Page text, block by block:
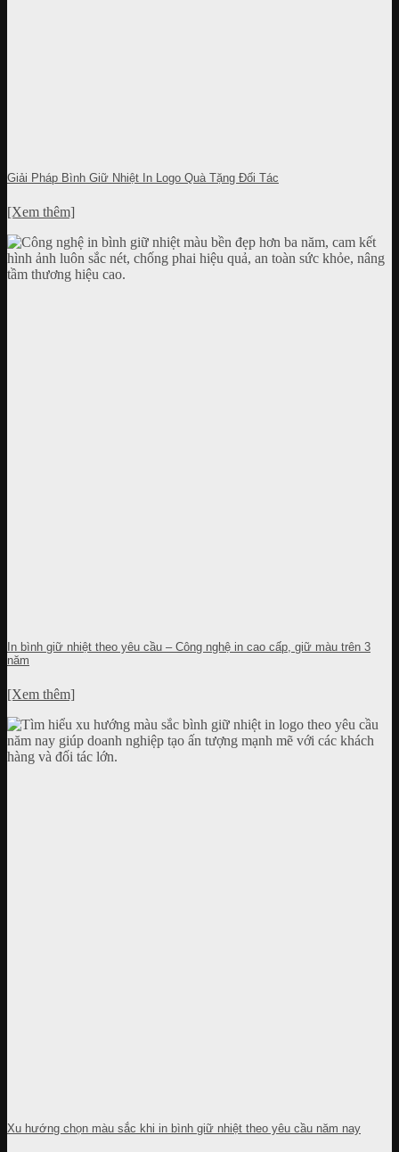
Giải Pháp Bình Giữ Nhiệt In Logo Quà Tặng Đối Tác
[Xem thêm]
In bình giữ nhiệt theo yêu cầu – Công nghệ in cao cấp, giữ màu trên 3
năm
[Xem thêm]
Xu hướng chọn màu sắc khi in bình giữ nhiệt theo yêu cầu năm nay